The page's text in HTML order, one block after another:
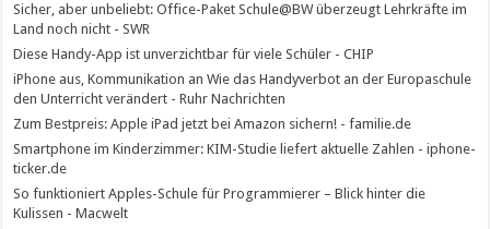
Sicher, aber unbeliebt: Office-Paket Schule@BW überzeugt Lehrkräfte im
Land noch nicht - SWR
Diese Handy-App ist unverzichtbar für viele Schüler - CHIP
iPhone aus, Kommunikation an Wie das Handyverbot an der Europaschule
den Unterricht verändert - Ruhr Nachrichten
Zum Bestpreis: Apple iPad jetzt bei Amazon sichern! - familie.de
Smartphone im Kinderzimmer: KIM-Studie liefert aktuelle Zahlen - iphone-
ticker.de
So funktioniert Apples-Schule für Programmierer – Blick hinter die
Kulissen - Macwelt